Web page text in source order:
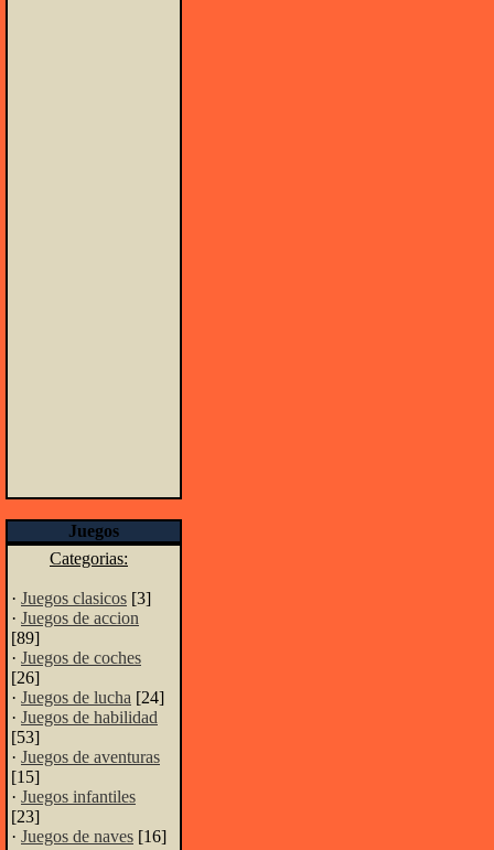
Juegos
Categorias:
· Juegos clasicos [3]
· Juegos de accion
[89]
· Juegos de coches
[26]
· Juegos de lucha [24]
· Juegos de habilidad
[53]
· Juegos de aventuras
[15]
· Juegos infantiles
[23]
· Juegos de naves [16]